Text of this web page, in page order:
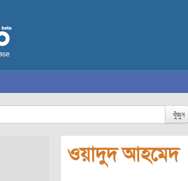
খুঁজুন
ওয়াদুদ আহমেদ